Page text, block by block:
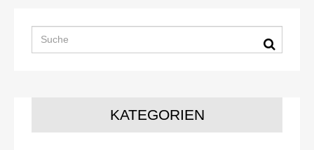
KATEGORIEN